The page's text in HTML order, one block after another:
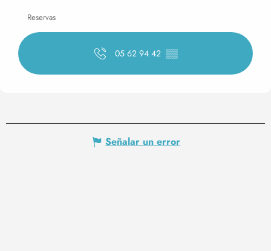
Reservas
05 62 94 42 ▒▒
Señalar un error